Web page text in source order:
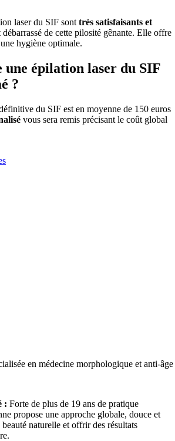
laser du SIF sont très satisfaisants et
débarrassé de cette pilosité gênante. Elle offre
hygiène optimale.
une épilation laser du SIF
?
du SIF est en moyenne de 150 euros
vous sera remis précisant le coût global
en médecine morphologique et anti-âge
: Forte de plus de 19 ans de pratique
propose une approche globale, douce et
naturelle et offrir des résultats